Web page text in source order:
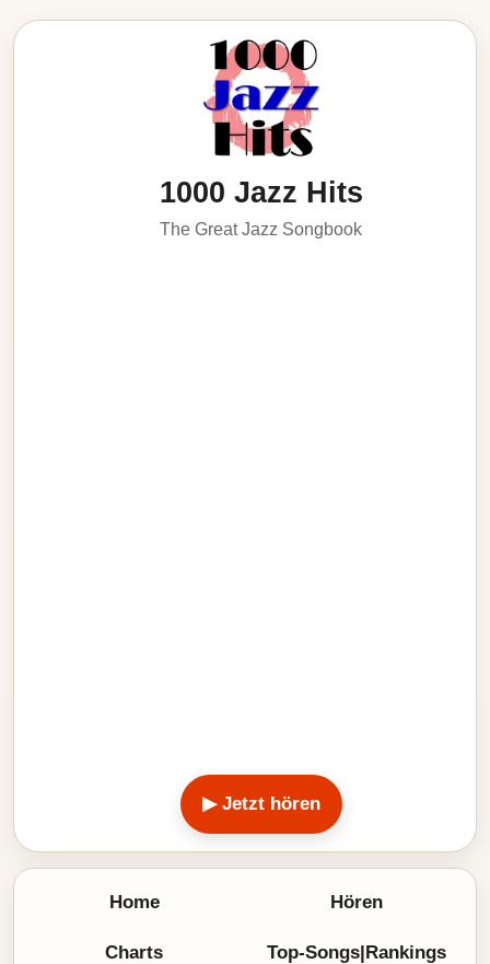
1000 Jazz Hits
The Great Jazz Songbook
▶ Jetzt hören
Home Hören
Charts Top-Songs|Rankings